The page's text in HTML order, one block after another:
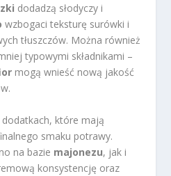
dodadzą słodyczy i
wzbogaci teksturę surówki i
tłuszczów. Można również
typowymi składnikami –
mogą wnieść nową jakość
które mają
smaku potrawy.
na bazie majonezu, jak i
konsystencję oraz